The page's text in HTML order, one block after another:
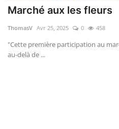
Marché aux les fleurs
ThomasV Avr 25, 2025 0 458
"Cette première participation au
au-delà de ...